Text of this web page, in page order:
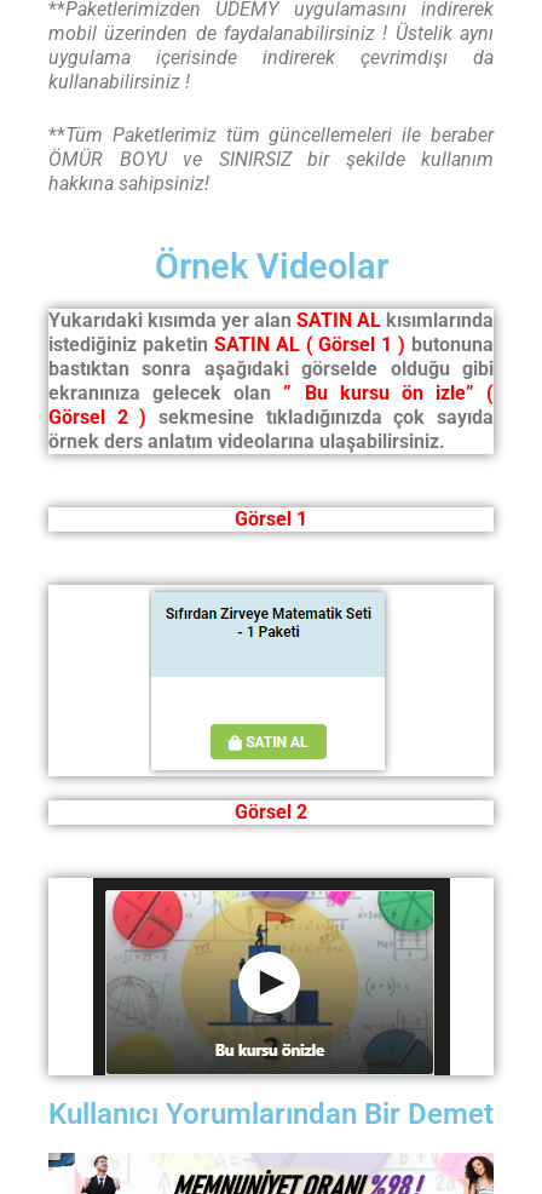
**Paketlerimizden UDEMY uygulamasını indirerek
mobil üzerinden de faydalanabilirsiniz ! Üstelik aynı
uygulama içerisinde indirerek çevrimdışı da
kullanabilirsiniz !
**Tüm Paketlerimiz tüm güncellemeleri ile beraber
ÖMÜR BOYU ve SINIRSIZ bir şekilde kullanım
hakkına sahipsiniz!
Örnek Videolar
Yukarıdaki kısımda yer alan SATIN AL kısımlarında
istediğiniz paketin SATIN AL ( Görsel 1 ) butonuna
bastıktan sonra aşağıdaki görselde olduğu gibi
ekranınıza gelecek olan” Bu kursu ön izle”
(
Görsel 2 ) sekmesine tıkladığınızda çok sayıda
örnek ders anlatım videolarına ulaşabilirsiniz.
Görsel 1
Görsel 2
Kullanıcı Yorumlarından Bir Demet